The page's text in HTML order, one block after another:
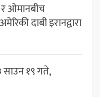
र ओमानबीच
दाबी इरानद्वारा
१९ गते,